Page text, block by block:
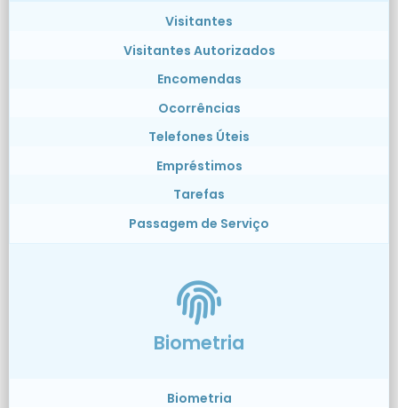
Visitantes
Visitantes Autorizados
Encomendas
Ocorrências
Telefones Úteis
Empréstimos
Tarefas
Passagem de Serviço
Biometria
Biometria